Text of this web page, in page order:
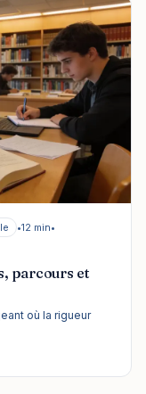
•12 min•
parcours et
où la rigueur